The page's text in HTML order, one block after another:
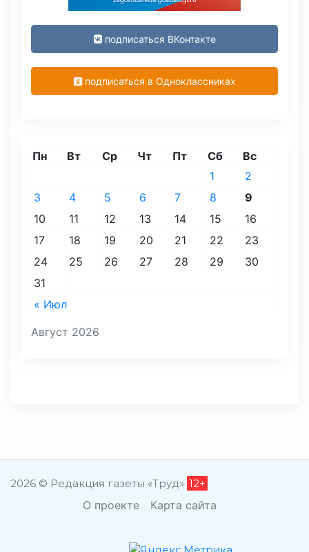
подписаться ВКонтакте
подписаться в Одноклассниках
Август 2026
Пн Вт Ср Чт Пт Сб Вс
« Июл
1
2
3
4 5 6 7 8
9
10
11 12 13 14 15
16
17
18 19 20 21 22
23
24
25 26 27 28 29
30
31
2026 © Редакция газеты «Труд» 12+
О проекте Карта сайта